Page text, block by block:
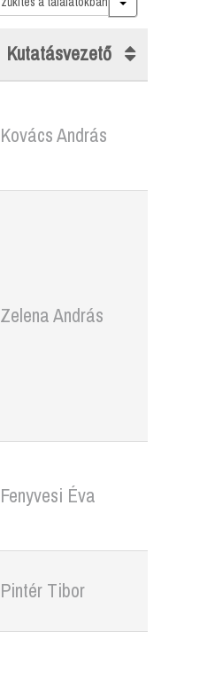
Kutatásvezető
Kovács András
Zelena András
Fenyvesi Éva
Pintér Tibor